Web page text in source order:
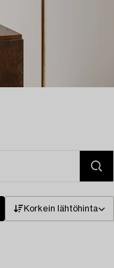
Korkein lähtöhinta